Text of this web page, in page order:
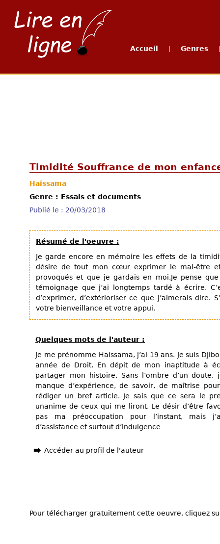
Accueil Genres
Timidité Souffrance de mon
Haissama
Genre : Essais et documents
Publié le : 20/03/2018
Résumé de l'oeuvre :
Je garde encore en mémoire les effets de la
désire de tout mon cœur exprimer le mal-être et
provoqués et que je gardais en moi.Je pense
témoignage que j’ai longtemps tardé à écrire.
d’exprimer, d’extérioriser ce que j’aimerais dire.
votre bienveillance et votre appui.
Quelques mots de l'auteur :
Je me prénomme Haissama, j’ai 19 ans. Je suis
année de Droit. En dépit de mon inaptitude à
partager mon histoire. Sans l’ombre d’un
manque d’expérience, de savoir, de maîtrise
rédiger un bref article. Je sais que ce sera le
unanime de ceux qui me liront. Le désir d’être
pas ma préoccupation pour l’instant, mais
d’assistance et surtout d’indulgence
Accéder au profil de l'auteur
Pour télécharger gratuitement cette oeuvre, cliquez